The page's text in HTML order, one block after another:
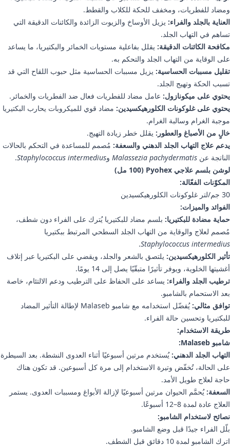
ومضاد للفطريات، ومخفف للحكة للكلاب والقطط.
العناية بالجلد والفراء: يزيل الأوساخ والزيوت الزائدة والكائنات الدقيقة التي
تساهم في التهاب الجلد.
مكافحة الكائنات الدقيقة: يقلل بفاعلية مستويات الخمائر والبكتيريا، ما يساعد
على الوقاية من التهاب الجلد والتحكم به.
تقليل مسببات الحساسية: يزيل مسببات الحساسية مثل حبوب اللقاح التي قد
تسبب الحكة وتهيج الجلد.
يحتوي على ميكونازول: عامل مضاد للفطريات فعال ضد الفطريات والخمائر.
يحتوي على غلوكونات الكلورهيكسيدين: مضاد قوي للميكروبات يحارب البكتيريا
موجبة الغرام وسالبة الغرام.
خالٍ من الأصباغ والعطور: يقلل خطر زيادة التهيج.
يدعم علاج التهاب الجلد الدهني والسعفة: مُصمم للمساعدة في التحكم بالحالات
الناتجة عن Malassezia pachydermatis وStaphylococcus intermedius
.
لوشن بلسم علاجي Pyohex (100 مل)
المكوّنات الفعّالة:
30 جم/لتر غلوكونات الكلورهيكسيدين
الفوائد والميزات:
حماية مضادة للبكتيريا: بلسم مضاد للبكتيريا يُترك على الفراء دون شطف،
مُصمم لعلاج والوقاية من التهاب الجلد السطحي المرتبط ببكتيريا
Staphylococcus intermedius
.
تأثير الكلورهيكسيدين: يلتصق بالشعر والجلد، ويقضي على البكتيريا عبر إتلاف
أغشيتها الخلوية، ويوفر تأثيرًا متبقّيًا يصل إلى 14 يومًا.
ترطيب الجلد والفراء: يساعد على الحفاظ على الترطيب ودعم الالتئام، خاصة
بعد الاستحمام بالشامبو.
توافق مثالي:
يُفضّل استخدامه مع شامبو Malaseb لإطالة التأثير المضاد
للبكتيريا وتحسين حالة الفراء.
طريقة الاستخدام:
شامبو Malaseb:
التهاب الجلد الدهني: يُستخدم مرتين أسبوعيًا أثناء العدوى النشطة. بعد السيطرة
على الحالة، تُخفّض وتيرة الاستخدام إلى مرة كل أسبوعين. قد تكون هناك
حاجة لعلاج طويل الأمد.
السعفة: يُحمَّم الحيوان مرتين أسبوعيًا لإزالة الأبواغ ومسببات العدوى. يستمر
العلاج عادة لمدة 8–12 أسبوعًا.
نصائح لاستخدام الشامبو:
بلّل الفراء جيدًا قبل وضع الشامبو.
اترك الشامبو لمدة 10 دقائق قبل الشطف.